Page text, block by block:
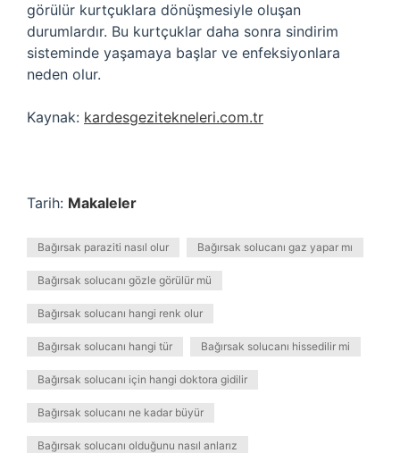
görülür kurtçuklara dönüşmesiyle oluşan
durumlardır. Bu kurtçuklar daha sonra sindirim
sisteminde yaşamaya başlar ve enfeksiyonlara
neden olur.
Kaynak: kardesgezitekneleri.com.tr
Tarih: Makaleler
Bağırsak paraziti nasıl olur Bağırsak solucanı gaz yapar mı
Bağırsak solucanı gözle görülür mü
Bağırsak solucanı hangi renk olur
Bağırsak solucanı hangi tür Bağırsak solucanı hissedilir mi
Bağırsak solucanı için hangi doktora gidilir
Bağırsak solucanı ne kadar büyür
Bağırsak solucanı olduğunu nasıl anlarız